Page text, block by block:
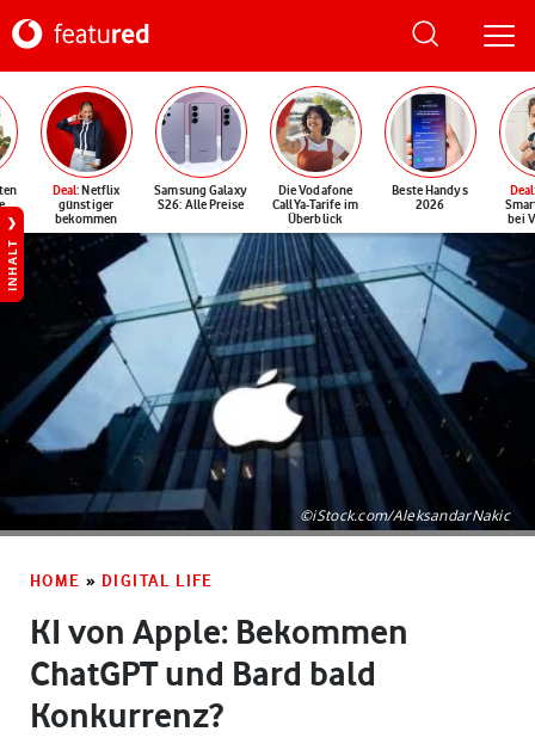
Deal: Netflix
günstiger
bekommen
Samsung Galaxy
S26: Alle Preise
Die Vodafone
CallYa-Tarife im
Überblick
Beste Handys
2026
Deal
bei
INHALT
©iStock.com/AleksandarNakic
HOME » DIGITAL LIFE
KI von Apple: Bekommen
ChatGPT und Bard bald
Konkurrenz?